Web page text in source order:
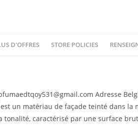
D'OFFRES STORE POLICIES
Adresse
un matériau de façade teinté dans la
tonalité, caractérisé par une surface